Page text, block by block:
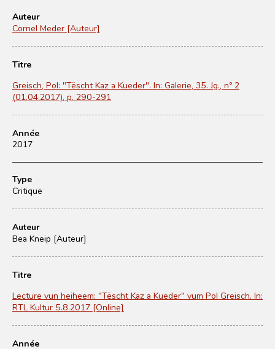
Auteur
Cornel Meder [Auteur]
Titre
Greisch, Pol: "Tëscht Kaz a Kueder". In: Galerie, 35. Jg., nº 2
(01.04.2017), p. 290-291
Année
2017
Type
Critique
Auteur
Bea Kneip [Auteur]
Titre
Lecture vun heiheem: "Tëscht Kaz a Kueder" vum Pol Greisch. In:
RTL Kultur 5.8.2017 [Online]
Année